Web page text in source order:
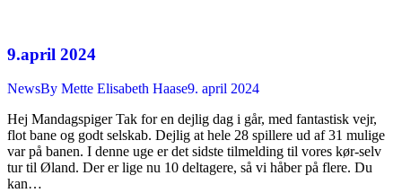
9.april 2024
NewsBy Mette Elisabeth Haase9. april 2024
Hej Mandagspiger Tak for en dejlig dag i går, med fantastisk vejr,
flot bane og godt selskab. Dejlig at hele 28 spillere ud af 31 mulige
var på banen. I denne uge er det sidste tilmelding til vores kør-selv
tur til Øland. Der er lige nu 10 deltagere, så vi håber på flere. Du
kan…